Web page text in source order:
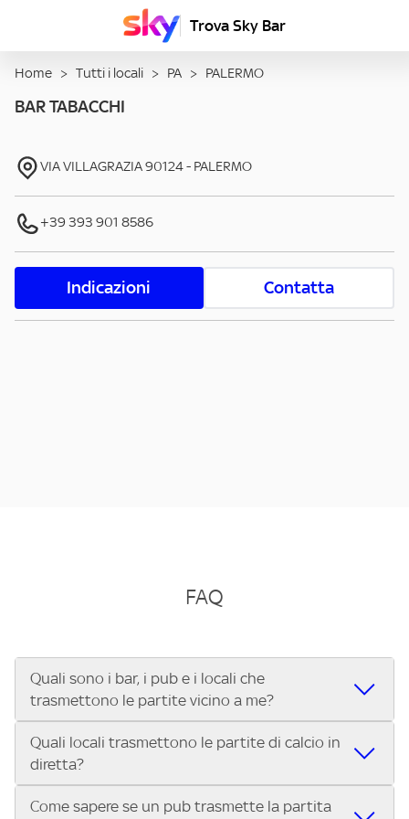
Trova Sky Bar
Home > Tutti i locali > PA > PALERMO
BAR TABACCHI
VIA VILLAGRAZIA90124- PALERMO
+39 393 901 8586
Indicazioni Contatta
FAQ
Quali sono i bar, i pub e i locali che
trasmettono le partite vicino a me?
Se cerchi un bar, pub, ristorante o locale vicino a te per
vedere le partite di Serie A ENILIVE, la Serie C Sky Wifi, la
UEFA Champions League, la UEFA Europa League, la UEFA
Conference League, il Tennis, la Formula 1®, la MotoGP™ e
Quali locali trasmettono le partite di calcio in
diretta?
Vuoi sapere quali bar, pub o ristoranti mostrano le partite
Come sapere se un pub trasmette la partita